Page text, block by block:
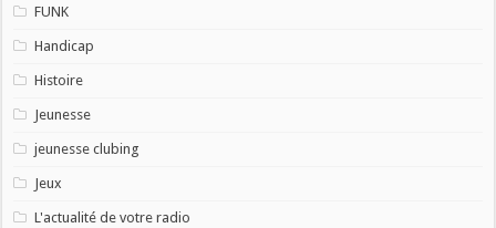
FUNK
Handicap
Histoire
Jeunesse
jeunesse clubing
Jeux
L'actualité de votre radio